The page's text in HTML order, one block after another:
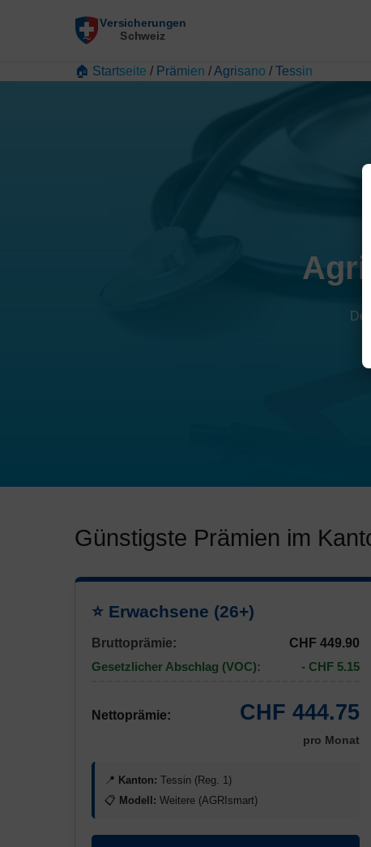
🏠 Startseite / Prämien /Agrisano / Tessin
Günstigste Prämien im
⭐ Erwachsene (26+)
Bruttoprämie:
CHF 449.90
Gesetzlicher Abschlag (VOC):
- CHF 5.15
Nettoprämie: CHF 444.75
pro Monat
📍 Kanton: Tessin (Reg. 1)
📋 Modell: Weitere (AGRIsmart)